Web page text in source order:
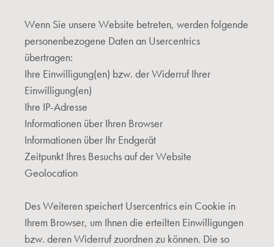
Wenn Sie unsere Website betreten, werden folgende
personenbezogene Daten an Usercentrics
übertragen:
Ihre Einwilligung(en) bzw. der Widerruf Ihrer
Einwilligung(en)
Ihre IP-Adresse
Informationen über Ihren Browser
Informationen über Ihr Endgerät
Zeitpunkt Ihres Besuchs auf der Website
Geolocation
Des Weiteren speichert Usercentrics ein Cookie in
Ihrem Browser, um Ihnen die erteilten Einwilligungen
bzw. deren Widerruf zuordnen zu können. Die so